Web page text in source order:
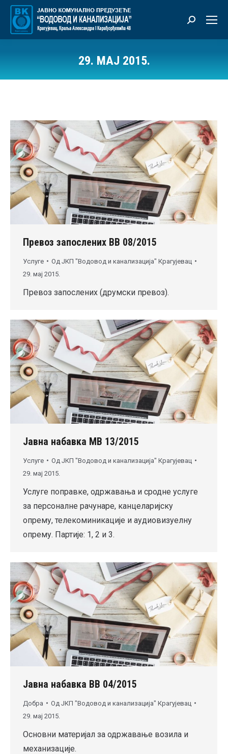
Претрага:
29. МАЈ 2015.
Превоз запослених ВВ 08/2015
Услуге Од ЈКП "Водовод и канализација" Крагујевац
29. мај 2015.
Превоз запослених (друмски превоз).
Јавна набавка МВ 13/2015
Услуге Од ЈКП "Водовод и канализација" Крагујевац
29. мај 2015.
Услуге поправке, одржавања и сродне услуге
за персоналне рачунаре, канцеларијску
опрему, телекоминикације и аудиовизуелну
опрему. Партије: 1, 2 и 3.
Јавна набавка ВВ 04/2015
Добра Од ЈКП "Водовод и канализација" Крагујевац
29. мај 2015.
Основни материјал за одржавање возила и
механизације.